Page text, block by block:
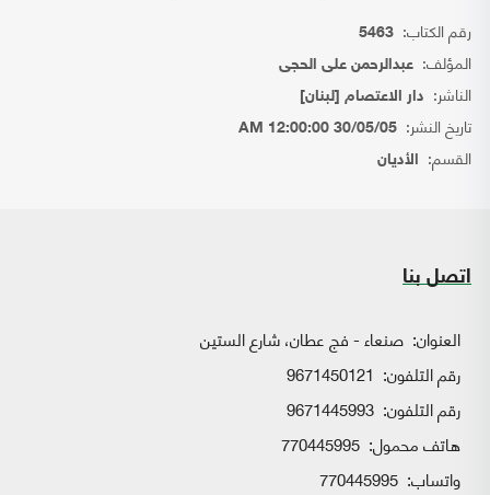
رقم الكتاب: 5463
المؤلف: عبدالرحمن على الحجى
الناشر: دار الاعتصام [لبنان]
تاريخ النشر: 30/05/05 12:00:00 AM
القسم: الأديان
اتصل بنا
العنوان: صنعاء - فج عطان، شارع الستين
رقم التلفون: 9671450121
رقم التلفون: 9671445993
هاتف محمول: 770445995
واتساب: